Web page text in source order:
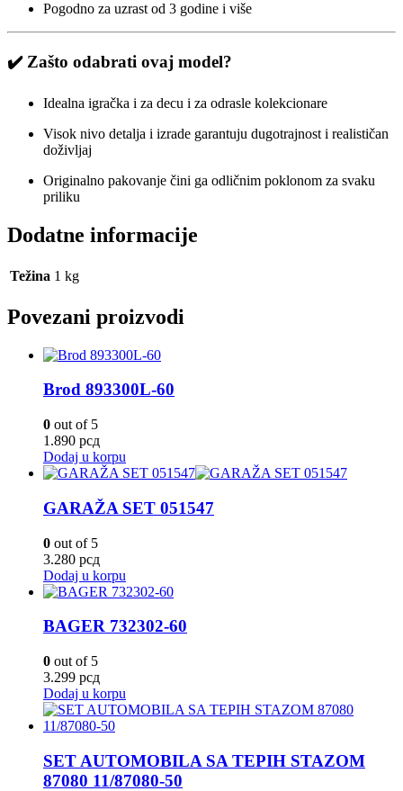
Pogodno za uzrast od 3 godine i više
✔️Zašto odabrati ovaj model?
Idealna igračka i za decu i za odrasle kolekcionare
Visok nivo detalja i izrade garantuju dugotrajnost i realističan
doživljaj
Originalno pakovanje čini ga odličnim poklonom za svaku
priliku
Dodatne informacije
Težina 1 kg
Povezani proizvodi
Brod 893300L-60
0 out of 5
1.890 рсд
Dodaj u korpu
GARAŽA SET 051547
0 out of 5
3.280 рсд
Dodaj u korpu
BAGER 732302-60
0 out of 5
3.299 рсд
Dodaj u korpu
SET AUTOMOBILA SA TEPIH STAZOM
87080 11/87080-50